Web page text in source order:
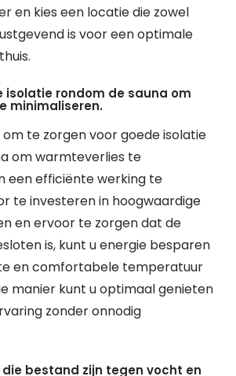
en kies een locatie die zowel
is voor een optimale
isolatie rondom de sauna om
minimaliseren.
om te zorgen voor goede isolatie
om warmteverlies te
een efficiënte werking te
te investeren in hoogwaardige
en ervoor te zorgen dat de
is, kunt u energie besparen
en comfortabele temperatuur
manier kunt u optimaal genieten
zonder onnodig
bestand zijn tegen vocht en